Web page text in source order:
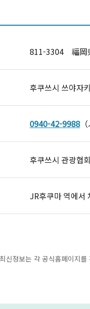
811-3304 福岡
후쿠쓰시 쓰야자키
0940-42-9988
후쿠쓰시 관광협회
JR후쿠마 역에서
신정보는 각 공식홈페이지를